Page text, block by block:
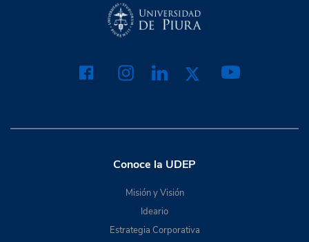
Conoce la UDEP
Misión y Visión
Ideario
Estrategia Corporativa